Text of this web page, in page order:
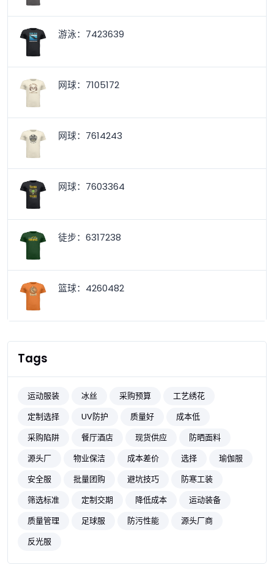
游泳：7423639
网球：7105172
网球：7614243
网球：7603364
徒步：6317238
篮球：4260482
Tags
运动服装 冰丝 采购预算
工艺绣花
定制选择
UV防护 质量好
成本低
采购陷阱
餐厅酒店 现货供应
防晒面料
源头厂
物业保洁 成本差价 选择
瑜伽服
安全服
批量团购 避坑技巧
防寒工装
筛选标准
定制交期 降低成本
运动装备
质量管理
足球服 防污性能
源头厂商
反光服